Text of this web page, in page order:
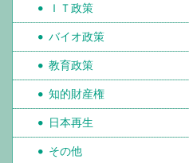
ＩＴ政策
バイオ政策
教育政策
知的財産権
日本再生
その他